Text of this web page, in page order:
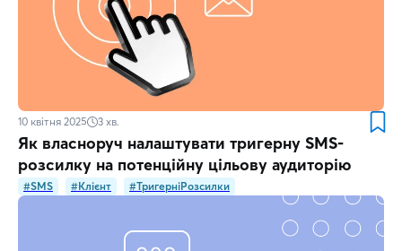
10 квітня 2025 3 хв.
Як власноруч налаштувати тригерну SMS-
розсилку на потенційну цільову аудиторію
#SMS #Клієнт #ТригерніРозсилки